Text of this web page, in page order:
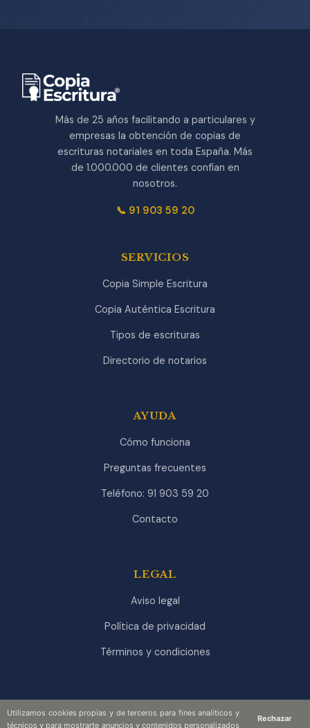
Utilizamos cookies propias y de terceros para fines analíticos y
técnicos y para mostrarte anuncios y contenidos personalizados
Rechazar
Más de 25 años facilitando a particulares y
empresas la obtención de copias de
escrituras notariales en toda España. Más
de 1.000.000 de clientes confían en
nosotros.
📞 91 903 59 20
SERVICIOS
Copia Simple Escritura
Copia Auténtica Escritura
Tipos de escrituras
Directorio de notarios
AYUDA
Cómo funciona
Preguntas frecuentes
Teléfono: 91 903 59 20
Contacto
LEGAL
Aviso legal
Política de privacidad
Términos y condiciones